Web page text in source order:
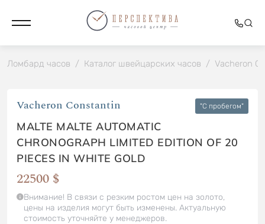
Ломбард часов / Каталог швейцарских часов / Vacheron
Vacheron Constantin "C пробегом"
MALTE MALTE AUTOMATIC
CHRONOGRAPH LIMITED EDITION OF 20
PIECES IN WHITE GOLD
22500 $
Внимание! В связи с резким ростом цен на золото,
цены на изделия могут быть изменены. Актуальную
стоимость уточняйте у менеджеров.